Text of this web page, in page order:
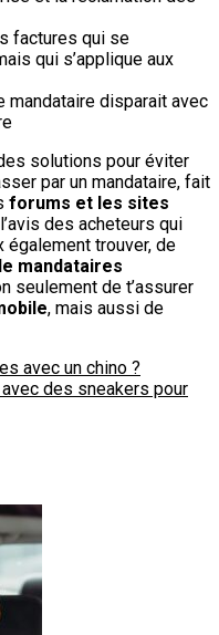
factures qui se
qui s’applique aux
mandataire disparait avec
solutions pour éviter
par un mandataire, fait
forums et les sites
des acheteurs qui
également trouver, de
mandataires
seulement de t’assurer
, mais aussi de
avec un chino ?
des sneakers pour